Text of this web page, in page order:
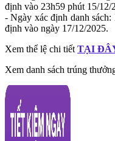
định vào 23h59 phút 15/12/
- Ngày xác định danh
định vào ngày 17/12/2025.
Xem thể lệ chi tiết TẠI
Xem danh sách trúng